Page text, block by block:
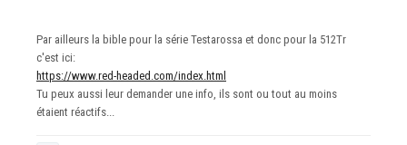
Par ailleurs la bible pour la série Testarossa et donc pour la 512Tr
c'est ici:
https://www.red-headed.com/index.html
Tu peux aussi leur demander une info, ils sont ou tout au moins
étaient réactifs...